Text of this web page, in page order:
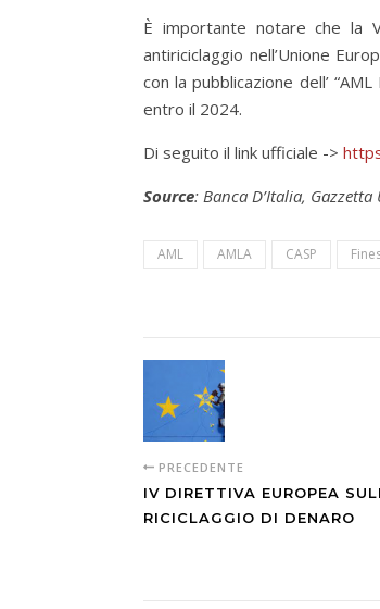
È importante notare che la
antiriciclaggio nell’Unione
con la pubblicazione dell’
entro il 2024.
Di seguito il link ufficiale ->
Source: Banca D’Italia,
AML AMLA CASP
PRECEDENTE
IV DIRETTIVA EUROPEA
RICICLAGGIO DI DENARO